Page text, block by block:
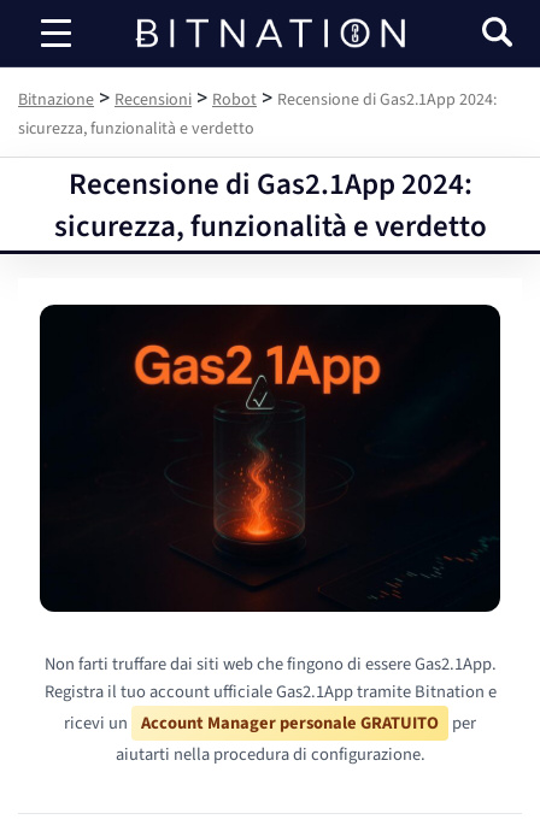
Bitnazione
Bitnazione > Recensioni > Robot > Recensione di Gas2.1App 2024:
sicurezza, funzionalità e verdetto
Recensione di Gas2.1App 2024:
sicurezza, funzionalità e verdetto
Non farti truffare dai siti web che fingono di essere Gas2.1App.
Registra il tuo account ufficiale Gas2.1App tramite Bitnation e
ricevi un Account Manager personale GRATUITO per
aiutarti nella procedura di configurazione.